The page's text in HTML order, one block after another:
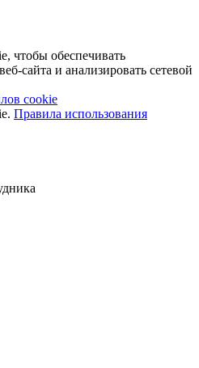
чтобы обеспечивать
сайта и анализировать сетевой
cookie
Правила использования